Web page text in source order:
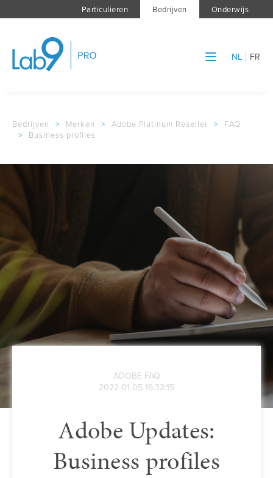
Particulieren Bedrijven Onderwijs
NL FR
Bedrijven > Merken > Adobe Platinum Reseller >
FAQ
>
Business profiles
ADOBE FAQ
2022-01-05 16:32:15
Adobe Updates:
Business profiles